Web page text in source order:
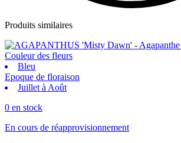
Produits similaires
Couleur des fleurs
Bleu
Epoque de floraison
Juillet à Août
0 en stock
En cours de réapprovisionnement